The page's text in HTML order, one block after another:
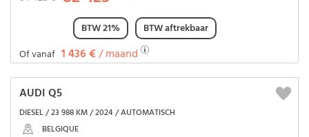
BTW 21%
BTW aftrekbaar
Of vanaf 1 436 €/ maand
AUDI Q5
DIESEL / 23 988 KM / 2024 / AUTOMATISCH
BELGIQUE